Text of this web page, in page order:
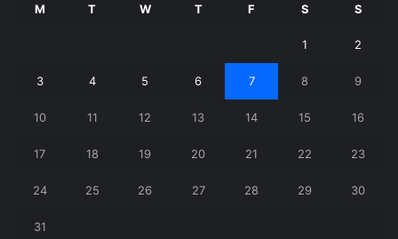
M T W T F S S
1 2
3 4 5 6 7 8 9
10 11 12 13 14 15 16
17 18 19 20 21 22 23
24 25 26 27 28 29 30
31